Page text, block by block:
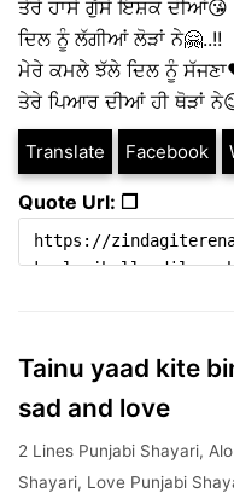
ਤੇਰੇ ਹਾਸੇ ਗੁੱਸੇ ਇਸ਼ਕ ਦੀਆਂ😘
ਦਿਲ ਨੂੰ ਲੱਗੀਆਂ ਲੋੜਾਂ ਨੇ🤗..!!
ਮੇਰੇ ਕਮਲੇ ਝੱਲੇ ਦਿਲ ਨੂੰ
ਤੇਰੇ ਪਿਆਰ ਦੀਆਂ ਹੀ ਥੋੜਾਂ
Translate Facebook
Quote Url: ❐
Tainu yaad kite
sad and love
2 Lines Punjabi Shayari,
Shayari, Love Punjabi